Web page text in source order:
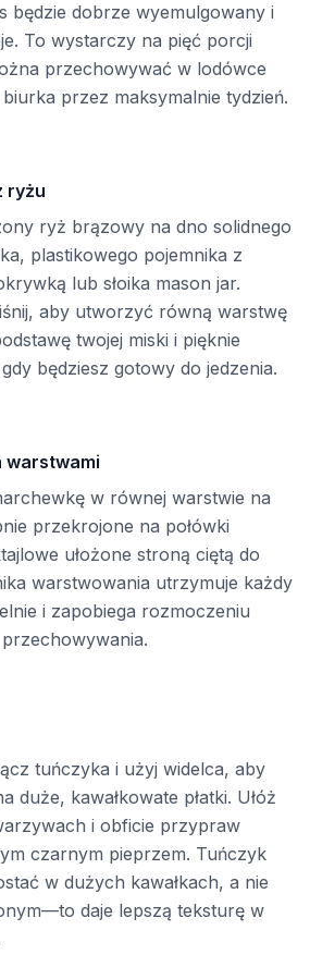
będzie dobrze wyemulgowany i
To wystarczy na pięć porcji
przechowywać w lodówce
przez maksymalnie tydzień.
ryżu
ryż brązowy na dno solidnego
plastikowego pojemnika z
lub słoika mason jar.
aby utworzyć równą warstwę
twojej miski i pięknie
będziesz gotowy do jedzenia.
warstwami
w równej warstwie na
przekrojone na połówki
ułożone stroną ciętą do
warstwowania utrzymuje każdy
i zapobiega rozmoczeniu
tuńczyka i użyj widelca, aby
duże, kawałkowate płatki. Ułóż
i obficie przypraw
czarnym pieprzem. Tuńczyk
w dużych kawałkach, a nie
daje lepszą teksturę w